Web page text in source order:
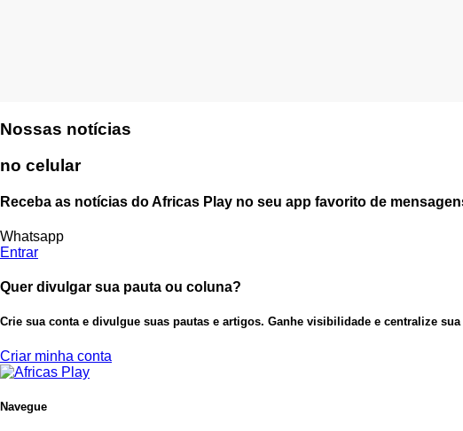
Nossas notícias
no celular
Receba as notícias do Africas Play no seu app favorito de
Whatsapp
Entrar
Quer divulgar sua pauta ou coluna?
Crie sua conta e divulgue suas pautas e artigos. Ganhe visibilidade e centralize
Criar minha conta
Navegue